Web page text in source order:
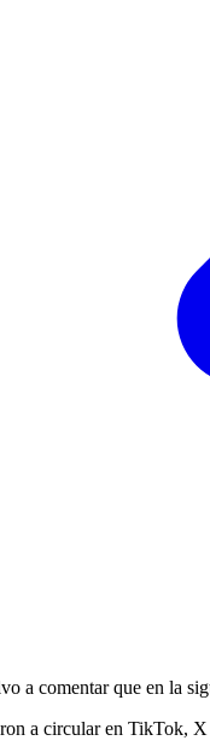
a comentar que en la
a circular en TikTok,